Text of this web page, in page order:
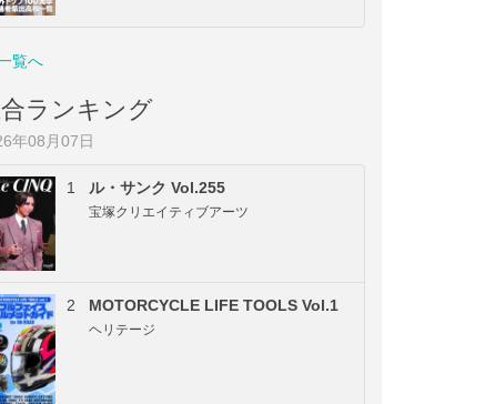
覧へ
ランキング
年08月07日
1 ル・サンク Vol.255
宝塚クリエイティブアーツ
2 MOTORCYCLE LIFE TOOLS Vol.1
ヘリテージ